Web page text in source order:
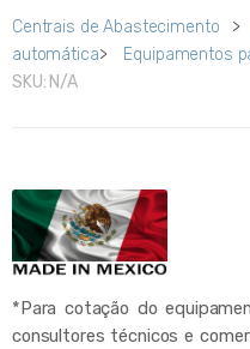
Centrais de Abastecimento >
automática>
Equipamentos
SKU: N/A
*Para cotação do
consultores técnicos e